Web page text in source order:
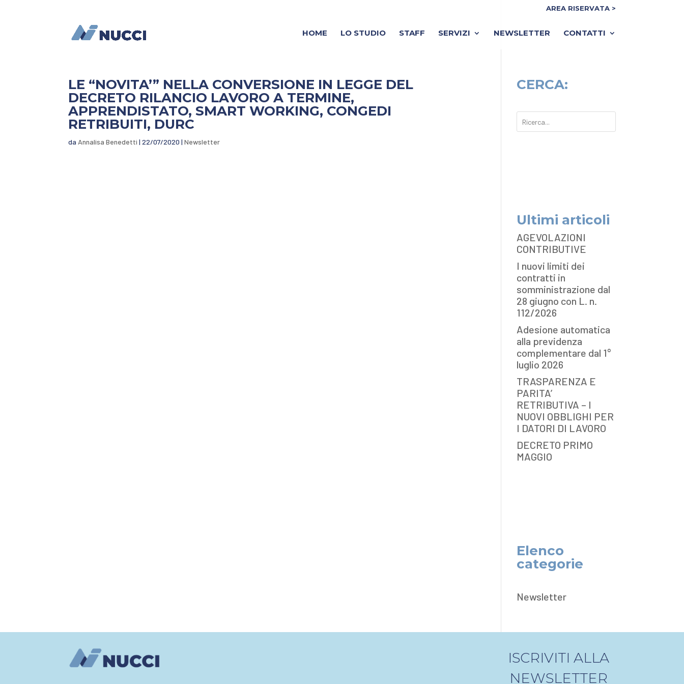
AREA RISERVATA >
HOME LO STUDIO STAFF SERVIZI NEWSLETTER CONTATTI
LE “NOVITA’” NELLA CONVERSIONE IN LEGGE DEL
DECRETO RILANCIO LAVORO A TERMINE,
APPRENDISTATO, SMART WORKING, CONGEDI
RETRIBUITI, DURC
da Annalisa Benedetti |22/07/2020 |Newsletter
CERCA:
Ultimi articoli
AGEVOLAZIONI
CONTRIBUTIVE
I nuovi limiti dei
contratti in
somministrazione dal
28 giugno con L. n.
112/2026
Adesione automatica
alla previdenza
complementare dal 1°
luglio 2026
TRASPARENZA E
PARITA’
RETRIBUTIVA – I
NUOVI OBBLIGHI PER
I DATORI DI LAVORO
DECRETO PRIMO
MAGGIO
Elenco
categorie
Newsletter
ISCRIVITI ALLA
NEWSLETTER